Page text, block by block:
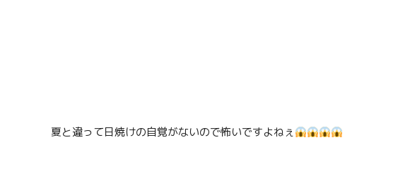
夏と違って日焼けの自覚がないので怖いですよねぇ